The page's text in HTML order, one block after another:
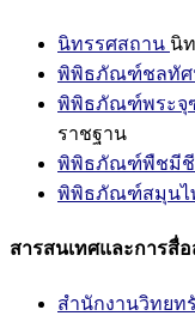
นิทรรศสถาน นิ
พิพิธภัณฑ์ชลทัศ
พิพิธภัณฑ์พระจุ
ราชฐาน
พิพิธภัณฑ์พืชมีชี
พิพิธภัณฑ์สมุนไ
สารสนเทศและการสื่อ
สำนักงานวิทยท